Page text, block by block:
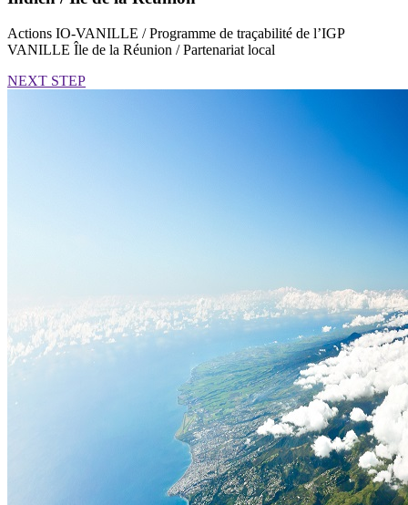
Actions IO-VANILLE / Programme de traçabilité de l’IGP
VANILLE Île de la Réunion / Partenariat local
NEXT STEP